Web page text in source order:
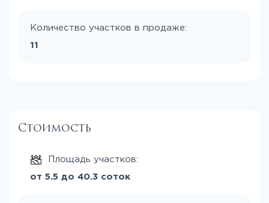
Количество участков в продаже:
11
Стоимость
Площадь участков:
от 5.5 до 40.3 соток